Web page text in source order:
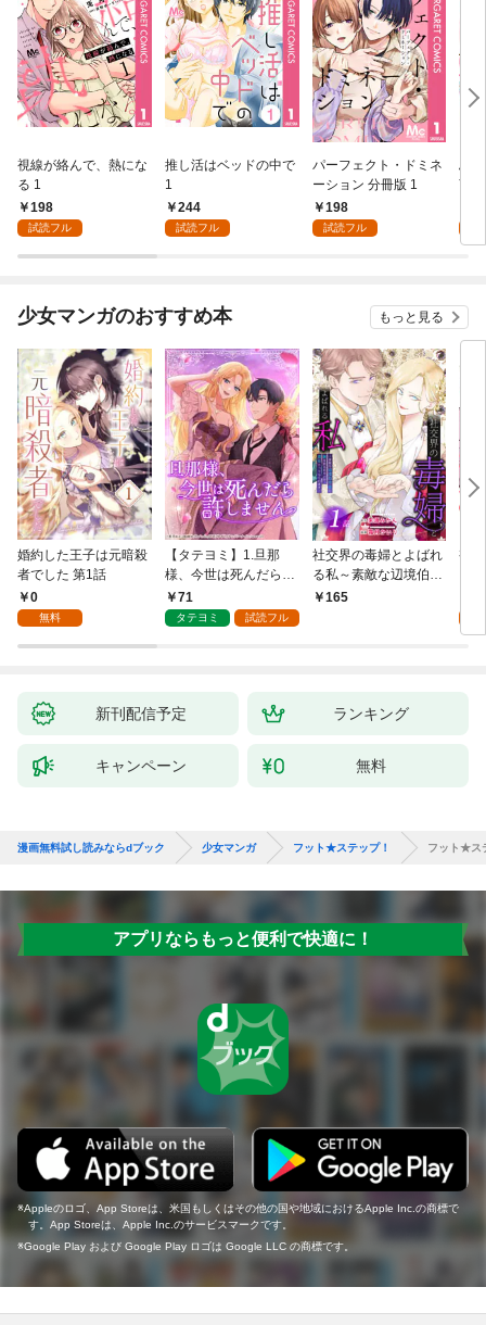
視線が絡んで、熱にな
る 1
198
試読フル
推し活はベッドの中で
1
244
試読フル
パーフェクト・ドミネ
ーション 分冊版 1
198
試読フル
ふ
言
少女マンガのおすすめ本 もっと見る
婚約した王子は元暗殺
者でした 第1話
0
無料
【タテヨミ】1.旦那
様、今世は死んだら許
しません
71
タテヨミ 試読フル
社交界の毒婦とよばれ
る私～素敵な辺境伯令
息に腕を折られたの
165
視
新刊配信予定 ランキング
キャンペーン 無料
漫画無料試し読みならdブック 少女マンガ フット★ステップ！ フット★ス
アプリならもっと便利で快適に！
Appleのロゴ、App Storeは、米国もしくはその他の国や地域におけるApple Inc.の商標で
す。App Storeは、Apple Inc.のサービスマークです。
Google Play および Google Play ロゴは Google LLC の商標です。